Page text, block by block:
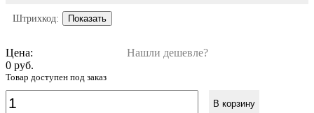
Штрихкод: Показать
Цена:
Нашли дешевле?
0 руб.
Товар доступен под заказ
В корзину